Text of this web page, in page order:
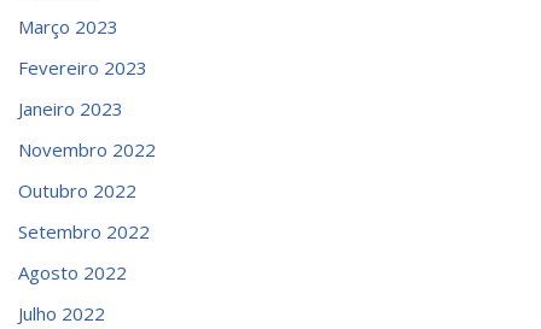
Março 2023
Fevereiro 2023
Janeiro 2023
Novembro 2022
Outubro 2022
Setembro 2022
Agosto 2022
Julho 2022